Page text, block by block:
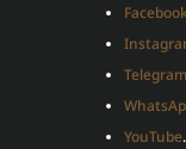
Telegram
YouTube.